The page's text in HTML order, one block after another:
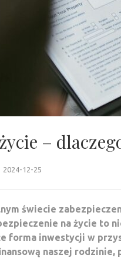
–
2024-12-25
świecie
na życie to
forma inwestycji w
naszej